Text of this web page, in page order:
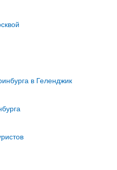
в Геленджик